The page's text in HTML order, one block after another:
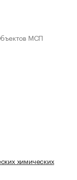
МСП
химических